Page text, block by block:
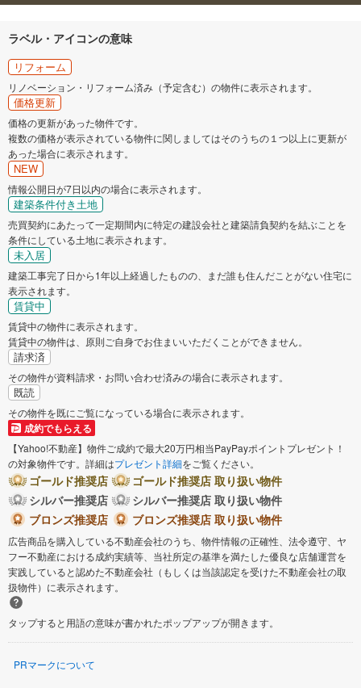
ラベル・アイコンの意味
リフォーム
リノベーション・リフォーム済み（予定含む）の物件に表示されます。
価格更新
価格の更新があった物件です。
複数の価格が表示されている物件に関しましてはそのうちの１つ以上に更新が
あった場合に表示されます。
NEW
情報公開日が7日以内の場合に表示されます。
建築条件付き土地
売買契約にあたって一定期間内に特定の建設会社と建築請負契約を結ぶことを
条件にしている土地に表示されます。
未入居
建築工事完了日から1年以上経過したものの、まだ誰も住んだことがない住宅に
表示されます。
賃貸中
賃貸中の物件に表示されます。
賃貸中の物件は、原則ご自身でお住まいいただくことができません。
請求済
その物件が資料請求・お問い合わせ済みの場合に表示されます。
既読
その物件を既にご覧になっている場合に表示されます。
成約でもらえる
【Yahoo!不動産】物件ご成約で最大20万円相当PayPayポイントプレゼント！
の対象物件です。詳細はプレゼント詳細をご覧ください。
ゴールド推奨店
ゴールド推奨店 取り扱い物件
シルバー推奨店
シルバー推奨店 取り扱い物件
ブロンズ推奨店
ブロンズ推奨店 取り扱い物件
広告商品を購入している不動産会社のうち、物件情報の正確性、法令遵守、ヤ
フー不動産における成約実績等、当社所定の基準を満たした優良な店舗運営を
実践していると認めた不動産会社（もしくは当該認定を受けた不動産会社の取
扱物件）に表示されます。
タップすると用語の意味が書かれたポップアップが開きます。
PRマークについて